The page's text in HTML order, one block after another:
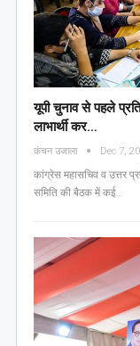
यूपी चुनाव से पहले
लाभार्थी कर…
कंचन उजाला Dec 7,
कांग्रेस महासचिव व उत्तर
समिति की बैठक में कई…